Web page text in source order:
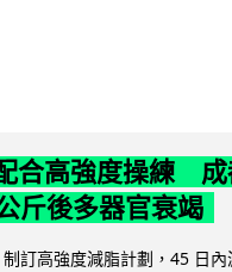
合高強度操練 成
斤後多器官衰竭
訂高強度減脂計劃，45 日